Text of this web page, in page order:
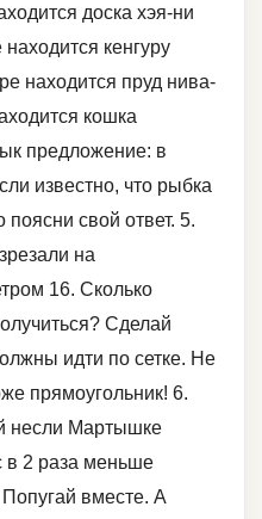
доска хэя-ни
находится кенгуру
находится пруд нива-
кошка
предложение: в
известно, что рыбка
поясни свой ответ. 5.
на
16. Сколько
Сделай
идти по сетке. Не
прямоугольник! 6.
несли Мартышке
в 2 раза меньше
вместе. А